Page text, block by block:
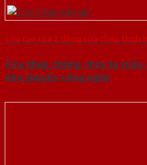
Cấu tạo của 2 dòng cửa thép thịnh
Cửa thép chống cháy là
dây chuyền công nghệ